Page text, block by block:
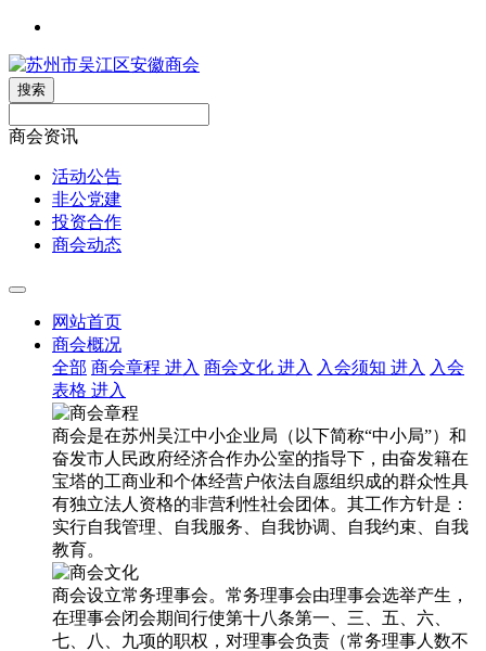
搜索
商会资讯
活动公告
非公党建
投资合作
商会动态
网站首页
商会概况
全部 商会章程 进入 商会文化 进入 入会须知 进入 入会
表格 进入
商会是在苏州吴江中小企业局（以下简称“中小局”）和
奋发市人民政府经济合作办公室的指导下，由奋发籍在
宝塔的工商业和个体经营户依法自愿组织成的群众性具
有独立法人资格的非营利性社会团体。其工作方针是：
实行自我管理、自我服务、自我协调、自我约束、自我
教育。
商会设立常务理事会。常务理事会由理事会选举产生，
在理事会闭会期间行使第十八条第一、三、五、六、
七、八、九项的职权，对理事会负责（常务理事人数不